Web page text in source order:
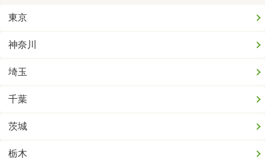
東京
神奈川
埼玉
千葉
茨城
栃木